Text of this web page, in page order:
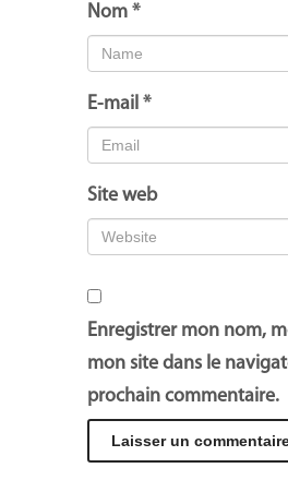
Nom *
E-mail *
Site web
Enregistrer mon nom,
mon site dans le
prochain commentaire.